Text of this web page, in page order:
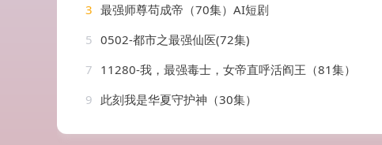
3 最强师尊苟成帝（70集）AI短剧
5 0502-都市之最强仙医(72集)
7 11280-我，最强毒士，女帝直呼活阎王（81集）
9 此刻我是华夏守护神（30集）